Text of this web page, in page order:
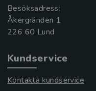
Besöksadress:
Åkergränden 1
Kundservice
Kontakta kundservice